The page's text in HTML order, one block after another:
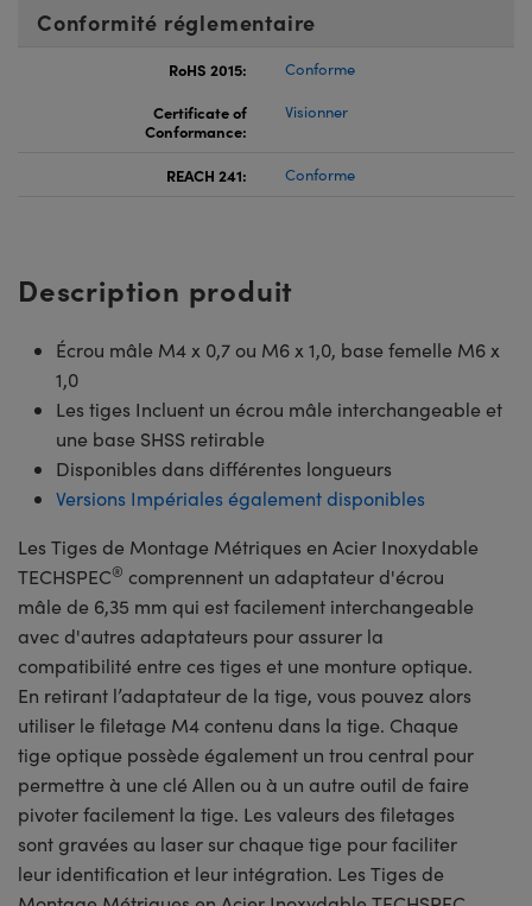
Conformité réglementaire
RoHS 2015:
Conforme
Certificate of
Conformance:
Visionner
REACH 241: Conforme
Description produit
Écrou mâle M4 x 0,7 ou M6 x 1,0, base femelle M6 x
1,0
Les tiges Incluent un écrou mâle interchangeable et
une base SHSS retirable
Disponibles dans différentes longueurs
Versions Impériales également disponibles
Les Tiges de Montage Métriques en Acier Inoxydable
TECHSPEC® comprennent un adaptateur d'écrou
mâle de 6,35 mm qui est facilement interchangeable
avec d'autres adaptateurs pour assurer la
compatibilité entre ces tiges et une monture optique.
En retirant l’adaptateur de la tige, vous pouvez alors
utiliser le filetage M4 contenu dans la tige. Chaque
tige optique possède également un trou central pour
permettre à une clé Allen ou à un autre outil de faire
pivoter facilement la tige. Les valeurs des filetages
sont gravées au laser sur chaque tige pour faciliter
leur identification et leur intégration. Les Tiges de